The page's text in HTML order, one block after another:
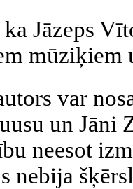
Jāzeps
mūziķiem
var
un Jāni
neesot
nebija